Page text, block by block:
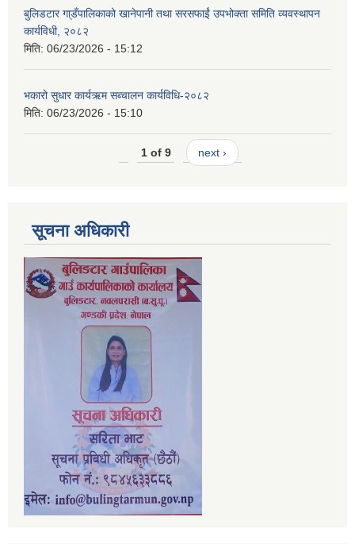
बुलिडटार गा्डँपालिकाको खानेपानी तथा सरसफाईं उपभोक्ता समिति व्यवस्थापन
कार्यविधी, २०८२
मिति: 06/23/2026 - 15:12
भकारो सुधार कार्यऋम सब्चालन कार्यविधि-२०८२
मिति: 06/23/2026 - 15:10
1 of 9 next ›
सूचना अधिकारी